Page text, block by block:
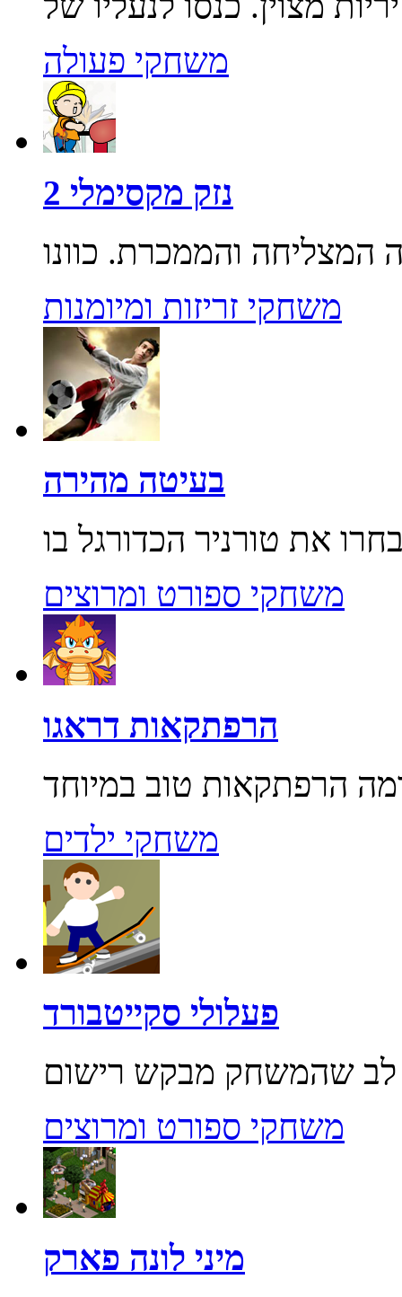
משחקי פעולה
נזק מקסימלי 2
משחקי זריזות ומיומנות
בעיטה מהירה
משחקי ספורט ומרוצים
הרפתקאות דראגו
משחקי ילדים
פעלולי סקייטבורד
משחקי ספורט ומרוצים
מיני לונה פארק